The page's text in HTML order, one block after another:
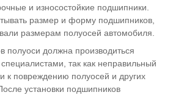
и износостойкие подшипники.
размер и форму подшипников,
размерам полуосей автомобиля.
полуоси должна производиться
так как неправильный
к повреждению полуосей и других
установки подшипников